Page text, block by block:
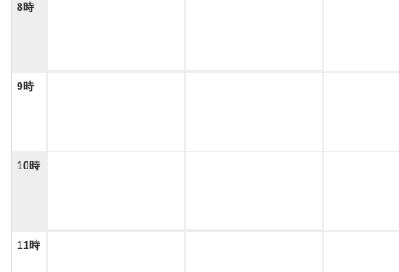
8時
9時
10時
11時